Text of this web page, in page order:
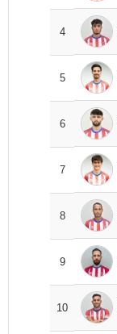
4
5
6
7
8
9
10